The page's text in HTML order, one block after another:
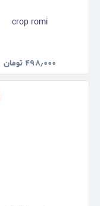
crop romi
۴۹۸٫۰۰۰ تومان